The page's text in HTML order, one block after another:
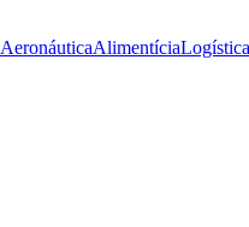
AeronáuticaAlimentíciaLogística